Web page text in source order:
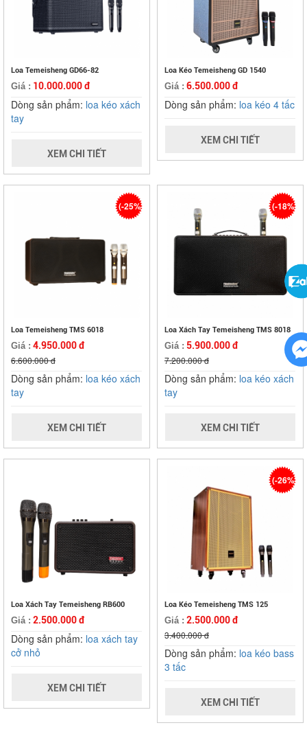
Loa Temeisheng GD66-82
Giá : 10.000.000 đ
Dòng sản phẩm: loa kéo xách
tay
XEM CHI TIẾT
Loa Kéo Temeisheng GD 1540
Giá : 6.500.000 đ
Dòng sản phẩm: loa kéo 4 tấc
XEM CHI TIẾT
Loa Temeisheng TMS 6018
Giá : 4.950.000 đ
6.600.000 đ
(-25%)
Dòng sản phẩm: loa kéo xách
tay
XEM CHI TIẾT
Loa Xách Tay Temeisheng TMS 8018
Giá : 5.900.000 đ
7.200.000 đ
(-18%)
Dòng sản phẩm: loa kéo xách
tay
XEM CHI TIẾT
Loa Xách Tay Temeisheng RB600
Giá : 2.500.000 đ
Dòng sản phẩm: loa xách tay
cở nhỏ
XEM CHI TIẾT
Loa Kéo Temeisheng TMS 125
Giá : 2.500.000 đ
3.400.000 đ
(-26%)
Dòng sản phẩm: loa kéo bass
3 tấc
XEM CHI TIẾT